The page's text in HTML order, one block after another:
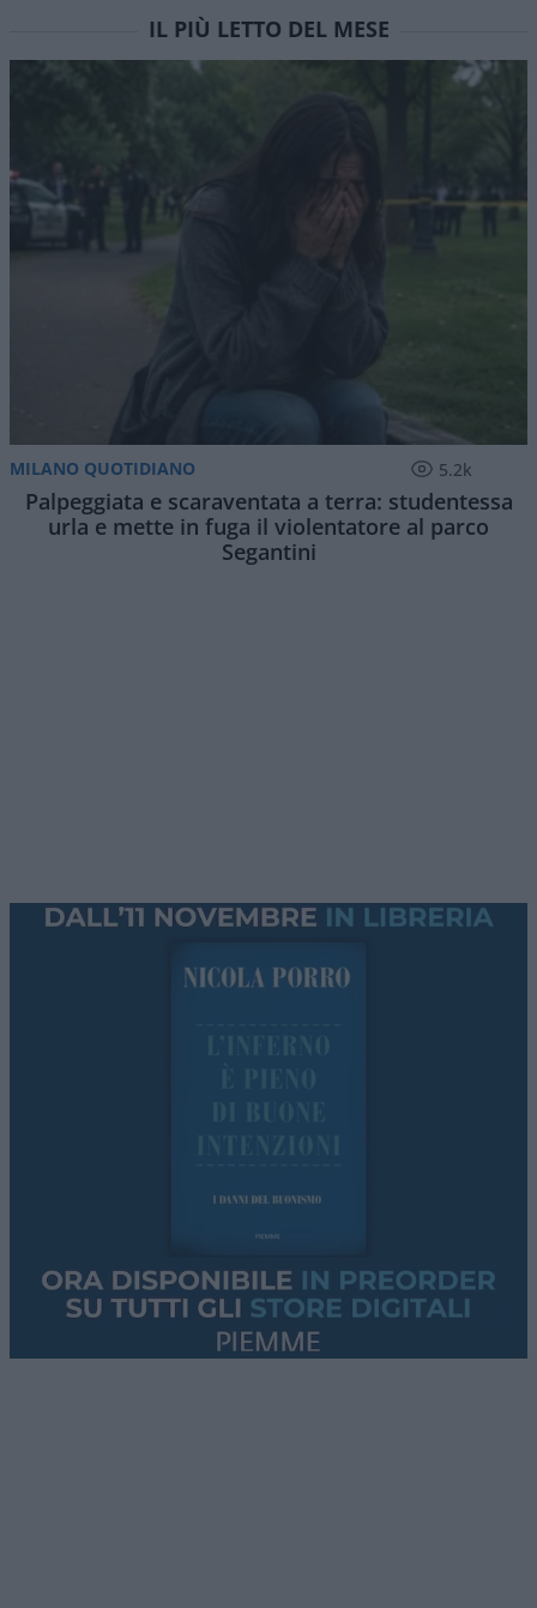
IL PIÙ LETTO DEL MESE
MILANO QUOTIDIANO 5.2k
Palpeggiata e scaraventata a terra: studentessa
urla e mette in fuga il violentatore al parco
Segantini